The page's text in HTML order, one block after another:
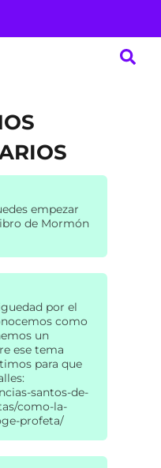
empezar
de Mormón
por el
como
un
ese tema
para que
santos-de-
como-la-
profeta/